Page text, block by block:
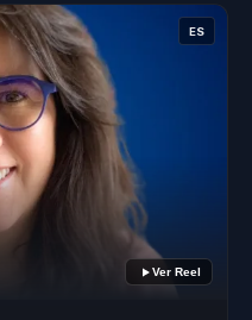
ES
Ver Reel